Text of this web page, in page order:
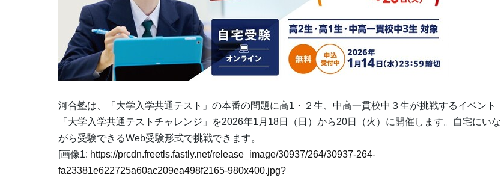
河合塾は、「大学入学共通テスト」の本番の問題に高1・２生、中高一貫校中３生が挑戦するイベント
「大学入学共通テストチャレンジ」を2026年1月18日（日）から20日（火）に開催します。自宅にいな
がら受験できるWeb受験形式で挑戦できます。
[画像1: https://prcdn.freetls.fastly.net/release_image/30937/264/30937-264-
fa23381e622725a60ac209ea498f2165-980x400.jpg?